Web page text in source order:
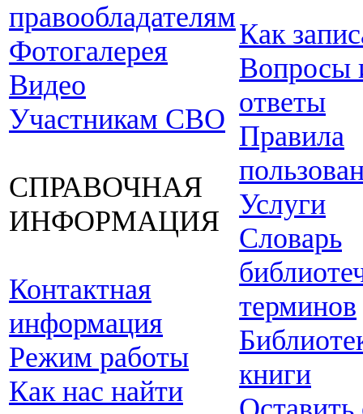
правообладателям
Фотогалерея
Видео
Участникам СВО
СПРАВОЧНАЯ
ИНФОРМАЦИЯ
Контактная
информация
Режим работы
Как нас найти
Как
Вопросы
ответы
Правила
Услуги
Словарь
терминов
книги